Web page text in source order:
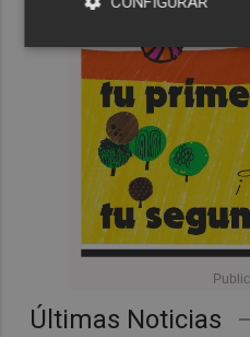
Últimas Noticias